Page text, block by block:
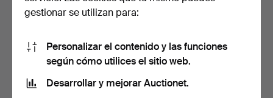
UNIFORME, tripulación en
Landstorm m/1910.
Subastado 28 ago 2025
CAPÓ DEL MOTOR,
Subastado 28 ago 2025
gestionar se utilizan para:
Personalizar el contenido y las funciones
según cómo utilices el sitio web.
Desarrollar y mejorar Auctionet.